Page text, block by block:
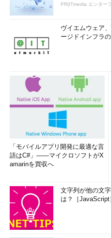
PR(ITmedia エンター
ヴイエムウェア
ージドインフラ
「モバイルアプリ開発に最適な言
語はC#」――マイクロソフトがX
amarinを買収へ
文字列が他の文
は？［JavaScript